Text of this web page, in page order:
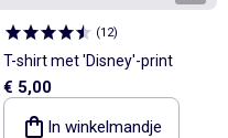
(12)
T-shirt met 'Disney'-print
€ 5,00
In winkelmandje